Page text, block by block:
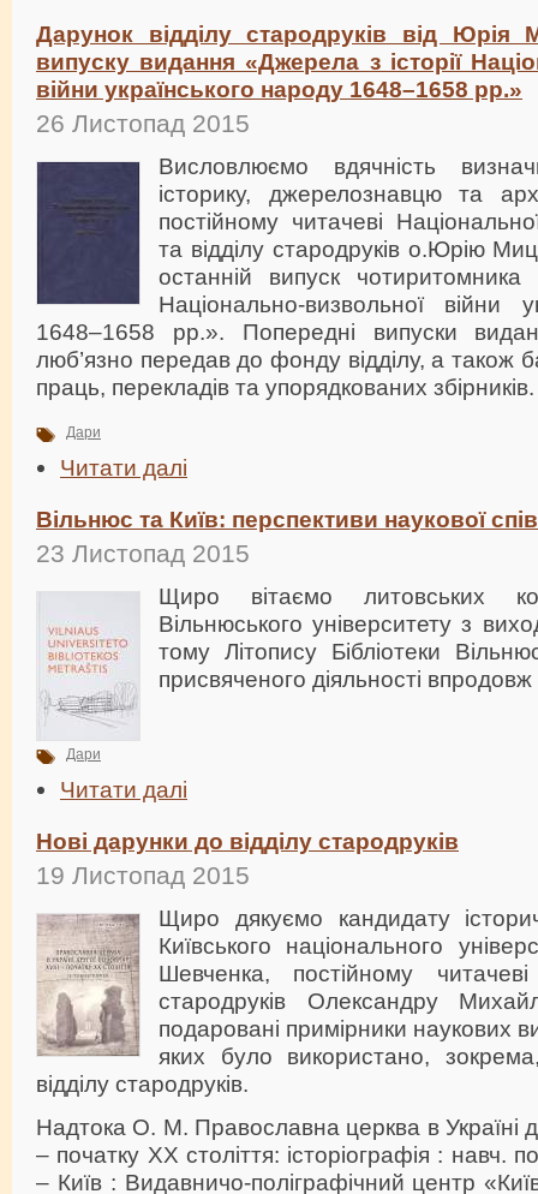
Дарунок відділу стародруків від Юрія
випуску видання «Джерела з історії
війни українського народу 1648–1658 рр.»
26 Листопад 2015
Висловлюємо вдячність
історику, джерелознавцю та
постійному читачеві
та відділу стародруків о.Юрію
останній випуск чотиритомника
Національно-визвольної війни
1648–1658 рр.». Попередні випуски
люб’язно передав до фонду відділу, а також
праць, перекладів та упорядкованих збірників.
Дари
Читати далі
Вільнюс та Київ: перспективи наукової
23 Листопад 2015
Щиро вітаємо литовських
Вільнюського університету з
тому Літопису Бібліотеки
присвяченого діяльності
Дари
Читати далі
Нові дарунки до відділу стародруків
19 Листопад 2015
Щиро дякуємо кандидату
Київського національного
Шевченка, постійному
стародруків Олександру
подаровані примірники наукових
яких було використано,
відділу стародруків.
Надтока О. М. Православна церква в Україні
– початку ХХ століття: історіографія : навч.
– Київ : Видавничо-поліграфічний центр